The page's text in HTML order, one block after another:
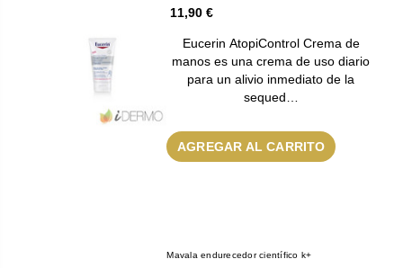
11,90 €
Eucerin AtopiControl Crema de
manos es una crema de uso diario
para un alivio inmediato de la
sequed…
AGREGAR AL CARRITO
Mavala endurecedor científico k+